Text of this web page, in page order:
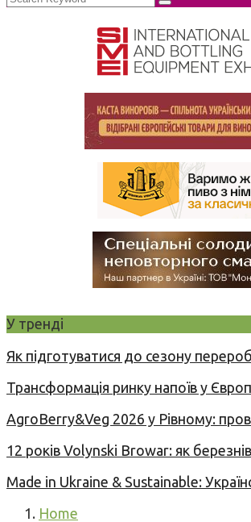
У тренді
Як підготуватися до сезону
Трансформація ринку напоїв у
AgroBerry&Veg 2026 у Рівному:
12 років Volynski Browar: як
Made in Ukraine & Sustainable:
Home